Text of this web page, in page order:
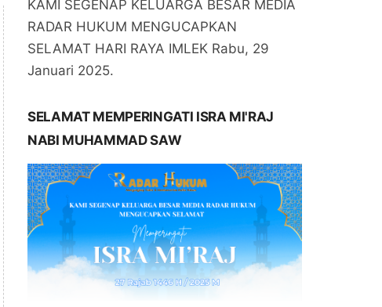
KAMI SEGENAP KELUARGA BESAR MEDIA
RADAR HUKUM MENGUCAPKAN
SELAMAT HARI RAYA IMLEK Rabu, 29
Januari 2025.
SELAMAT MEMPERINGATI ISRA MI'RAJ
NABI MUHAMMAD SAW